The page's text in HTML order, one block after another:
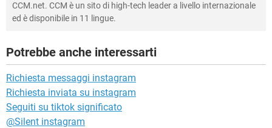
CCM.net. CCM è un sito di high-tech leader a livello internazionale
ed è disponibile in 11 lingue.
Potrebbe anche interessarti
Richiesta messaggi instagram
Richiesta inviata su instagram
Seguiti su tiktok significato
@Silent instagram